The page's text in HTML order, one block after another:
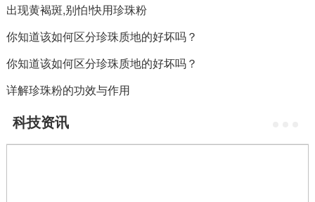
出现黄褐斑,别怕!快用珍珠粉
你知道该如何区分珍珠质地的好坏吗？
你知道该如何区分珍珠质地的好坏吗？
详解珍珠粉的功效与作用
科技资讯